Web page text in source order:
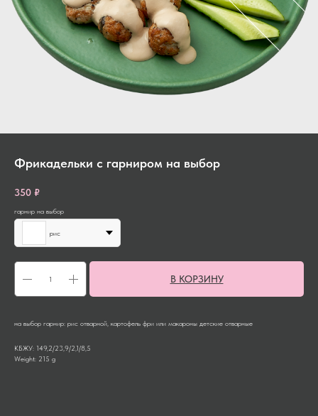
Фрикадельки с гарниром на выбор
350 ₽
гарнир на выбор
рис
В КОРЗИНУ
на выбор гарнир: рис отварной, картофель фри или макароны детские отварные
КБЖУ: 149,2/23,9/2,1/8,5
Weight: 215 g